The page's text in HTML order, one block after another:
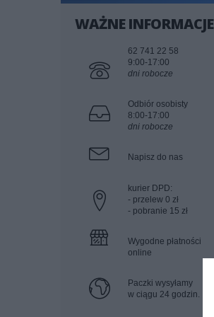
WAŻNE INFORMACJE
62 741 22 58
9:00-17:00
dni robocze
Odbiór osobisty
8:00-17:00
dni robocze
Napisz do nas
kurier DPD:
- przelew 0 zł
- pobranie 15 zł
Wygodne płatności
online
Paczki wysyłamy
w ciągu 24 godzin.